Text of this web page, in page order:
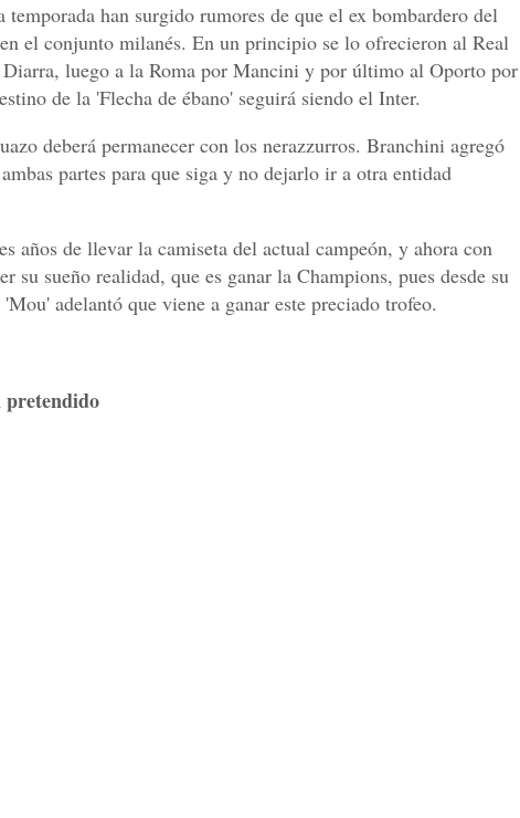
han surgido rumores de que el ex bombardero del
el conjunto milanés. En un principio se lo ofrecieron al Real
luego a la Roma por Mancini y por último al Oporto por
de la 'Flecha de ébano' seguirá siendo el Inter.
deberá permanecer con los nerazzurros. Branchini agregó
partes para que siga y no dejarlo ir a otra entidad
años de llevar la camiseta del actual campeón, y ahora con
su sueño realidad, que es ganar la Champions, pues desde su
adelantó que viene a ganar este preciado trofeo.
pretendido